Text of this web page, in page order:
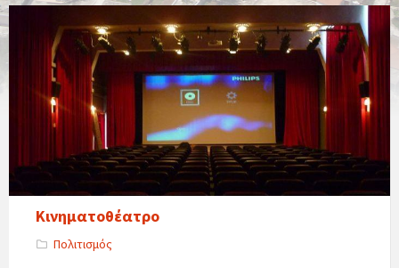
Κινηματοθέατρο
Πολιτισμός